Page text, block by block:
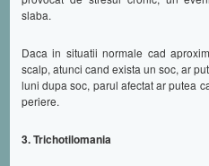
slaba.
Daca in situatii normale cad
scalp, atunci cand exista un soc, ar
luni dupa soc, parul afectat ar putea
periere.
3. Trichotilomania